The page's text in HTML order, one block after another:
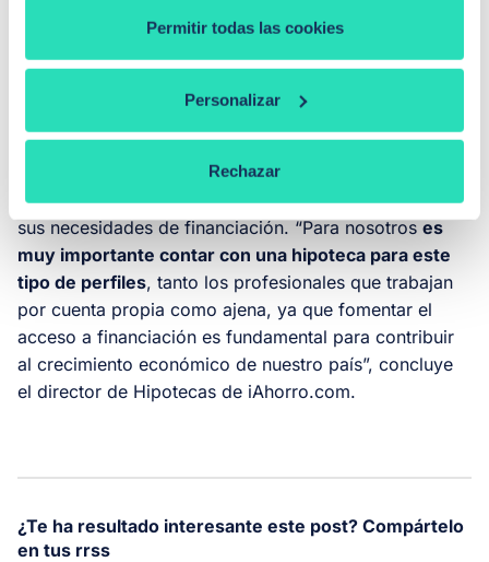
Permitir todas las cookies
Personalizar
Rechazar
especialmente adaptada a sus necesidades, por lo que
esta sinergia supone una gran oportunidad para
Desde este mes de febrero, los usuarios de iAhorro
contarán con una entidad más para comparar su
hipoteca y así poder elegir la que mejor se adapte a
sus necesidades de financiación. “Para nosotroses
muy importante contar con una hipoteca para este
tipo de perfiles, tanto los profesionales que trabajan
por cuenta propia como ajena, ya que fomentar el
acceso a financiación es fundamental para contribuir
al crecimiento económico de nuestro país”, concluye
el director de Hipotecas de iAhorro.com.
¿Te ha resultado interesante este post? Compártelo
en tus rrss